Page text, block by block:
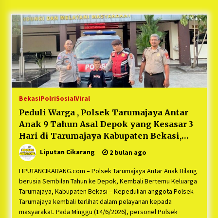
5 bulan ago
PNM Hadir dalam Setiap Langkah Dikha, Penari
Aura Farming yang Viral Ternyata Anak
Nasabah PNM Mekaar
1 tahun ago
Duh Kacau Banget, Karena Kecewa Tak Dapat
Fasilitas yang Sesuai, Para Peserta Retret
Sebelum Waktunya
1 tahun ago
Kartini Penggerak Lingkungan dari Sampah
1 tahun ago
PNM Berangkatkan Ratusan Peserta : Mudik
Aman Sampai Tujuan BUMN 2025
1 tahun ago
Ketua Umum Jurpala KOSMI Indonesia Gilang
BekasiPolriSosialViral
Peduli Warga , Polsek Tarumajaya Antar
Anak 9 Tahun Asal Depok yang Kesasar 3
Hari di Tarumajaya Kabupaten Bekasi,
Kapolsek Tarumajaya: “Bentuk
Kepedulian Polisi Terhadap Masyarakat”
Liputan Cikarang 2 bulan ago
LIPUTANCIKARANG.com – Polsek Tarumajaya Antar Anak Hilang
berusia Sembilan Tahun ke Depok, Kembali Bertemu Keluarga
Tarumajaya, Kabupaten Bekasi – Kepedulian anggota Polsek
Tarumajaya kembali terlihat dalam pelayanan kepada
masyarakat. Pada Minggu (14/6/2026), personel Polsek